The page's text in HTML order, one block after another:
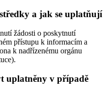
a jak se uplatňují
žádosti o poskytnutí
přístupu k informacím a
k nadřízenému orgánu
uplatněny v případě